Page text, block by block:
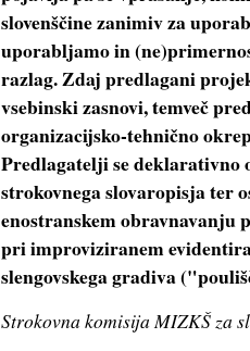
slovenščine zanimiv za
uporabljamo in
razlag. Zdaj predlagani
vsebinski zasnovi, temveč
organizacijsko-tehnično
Predlagatelji se deklarativno
strokovnega slovaropisja ter
enostranskem obravnavanju
pri improviziranem
slengovskega gradiva
Strokovna komisija MIZKŠ za